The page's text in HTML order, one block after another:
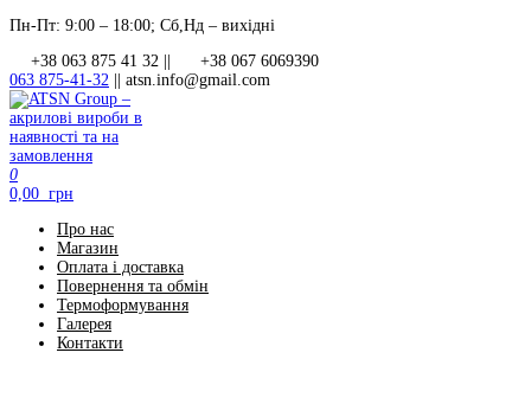
Перейти
контенту
Пн-Пт: 9:00 – 18:00; Сб,Нд – вихідні
+38 063 875 41 32 ||
+38 067 6069390
063 875-41-32
atsn.info@gmail.com
ATSN Group – акрилові вироби в наявності та на замовлення
0
0,00 грн
Про нас
Магазин
Оплата і доставка
Повернення та обмін
Термоформування
Галерея
Контакти